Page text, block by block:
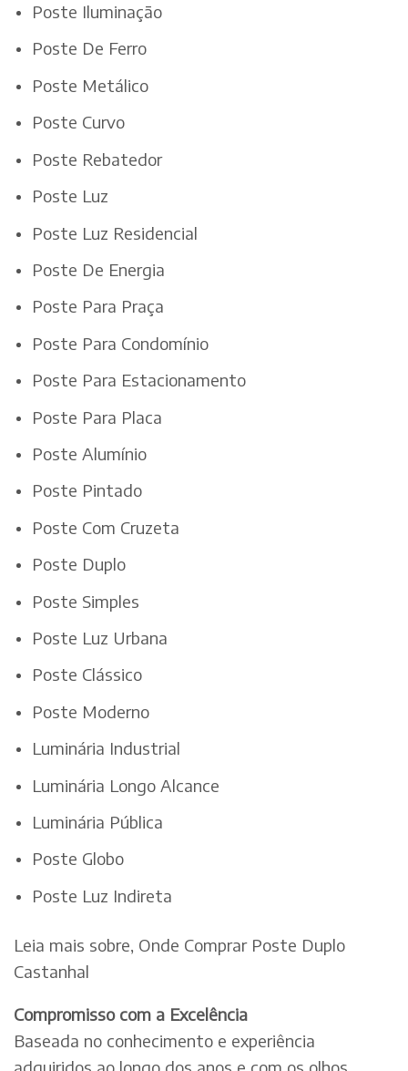
Poste Iluminação
Poste De Ferro
Poste Metálico
Poste Curvo
Poste Rebatedor
Poste Luz
Poste Luz Residencial
Poste De Energia
Poste Para Praça
Poste Para Condomínio
Poste Para Estacionamento
Poste Para Placa
Poste Alumínio
Poste Pintado
Poste Com Cruzeta
Poste Duplo
Poste Simples
Poste Luz Urbana
Poste Clássico
Poste Moderno
Luminária Industrial
Luminária Longo Alcance
Luminária Pública
Poste Globo
Poste Luz Indireta
Leia mais sobre, Onde Comprar Poste Duplo
Castanhal
Compromisso com a Excelência
Baseada no conhecimento e experiência